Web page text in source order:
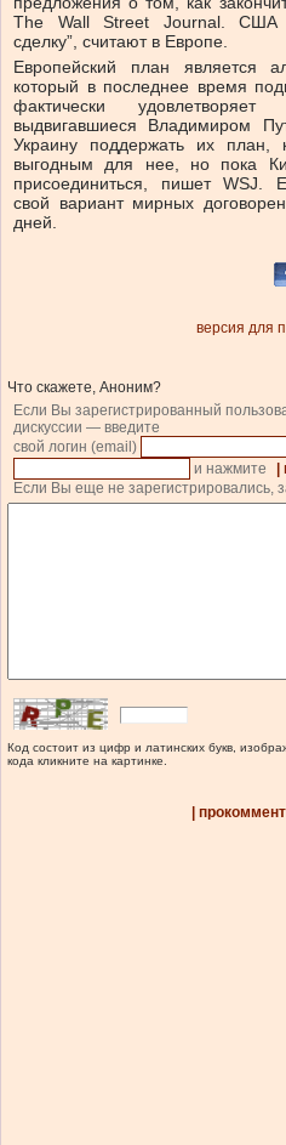
The Wall Street Journal. США
сделку”, считают в Европе.
Европейский план является
который в последнее время
фактически удовлетворяет
выдвигавшиеся Владимиром
Украину поддержать их план,
выгодным для нее, но пока
присоединиться, пишет WSJ.
свой вариант мирных
дней.
версия для
Что скажете, Аноним?
Если Вы зарегистрированный
дискуссии — введите
свой логин (email)
и нажмите
Если Вы еще не зарегистрировались,
Код состоит из цифр и латинских букв,
кода кликните на картинке.
|